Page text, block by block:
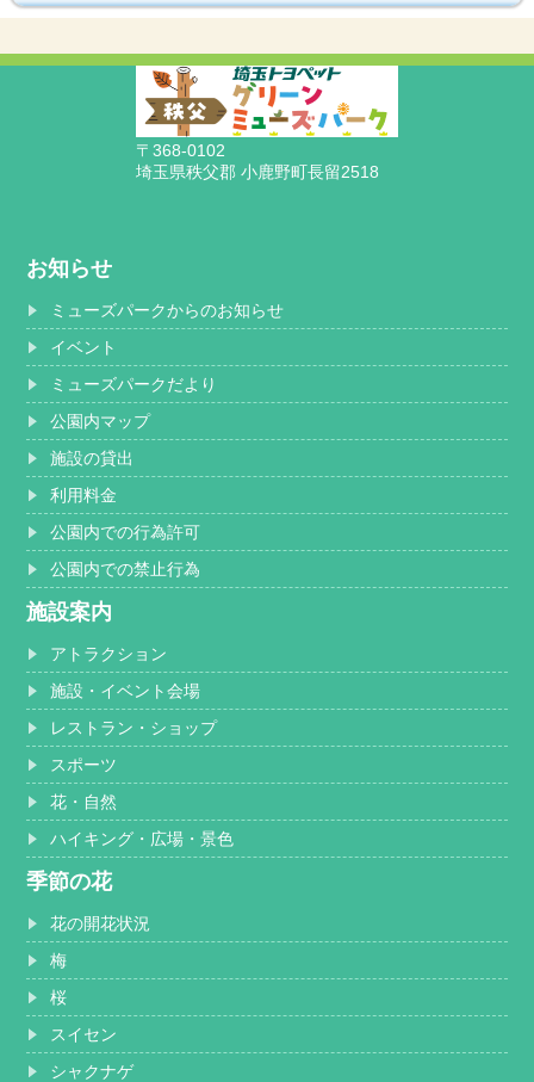
〒368-0102
埼玉県秩父郡 小鹿野町長留2518
お知らせ
ミューズパークからのお知らせ
イベント
ミューズパークだより
公園内マップ
施設の貸出
利用料金
公園内での行為許可
公園内での禁止行為
施設案内
アトラクション
施設・イベント会場
レストラン・ショップ
スポーツ
花・自然
ハイキング・広場・景色
季節の花
花の開花状況
梅
桜
スイセン
シャクナゲ